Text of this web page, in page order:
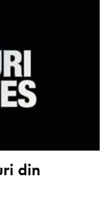
din